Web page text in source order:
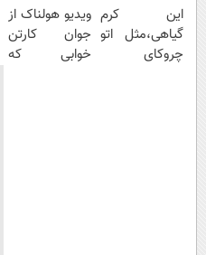
این کرم
گیاهی،مثل اتو
چروکای
ویدیو هولناک از
جوان کارتن
خوابی که